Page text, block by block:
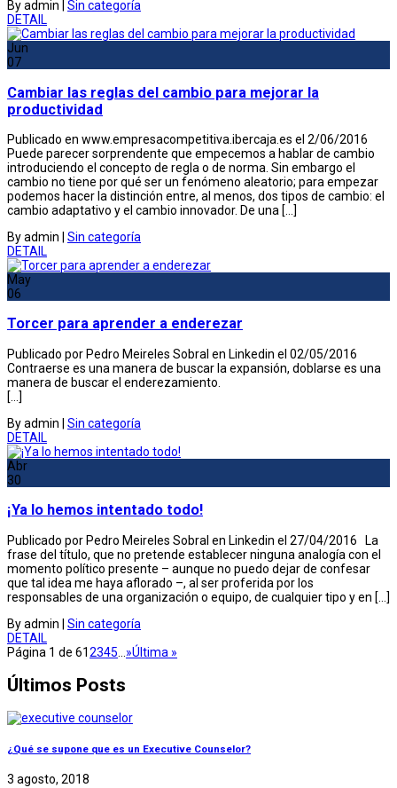
By admin
Sin categoría
DETAIL
Jun
07
Cambiar las reglas del cambio para mejorar la
productividad
Publicado en www.empresacompetitiva.ibercaja.es el 2/06/2016
Puede parecer sorprendente que empecemos a hablar de cambio
introduciendo el concepto de regla o de norma. Sin embargo el
cambio no tiene por qué ser un fenómeno aleatorio; para empezar
podemos hacer la distinción entre, al menos, dos tipos de cambio: el
cambio adaptativo y el cambio innovador. De una […]
By admin
Sin categoría
DETAIL
May
06
Torcer para aprender a enderezar
Publicado por Pedro Meireles Sobral en Linkedin el 02/05/2016
Contraerse es una manera de buscar la expansión, doblarse es una
manera de buscar el enderezamiento.
[…]
By admin
Sin categoría
DETAIL
Abr
30
¡Ya lo hemos intentado todo!
Publicado por Pedro Meireles Sobral en Linkedin el 27/04/2016 La
frase del título, que no pretende establecer ninguna analogía con el
momento político presente – aunque no puedo dejar de confesar
que tal idea me haya aflorado –, al ser proferida por los
responsables de una organización o equipo, de cualquier tipo y en […]
By admin | Sin categoría
DETAIL
Página 1 de 612345 »Última »
Últimos Posts
¿Qué se supone que es un Executive Counselor?
3 agosto, 2018